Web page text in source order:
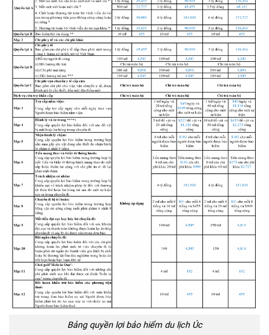
Bảng quyền lợi bảo hiểm du lịch Úc